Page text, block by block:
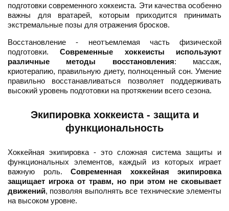
подготовки современного хоккеиста. Эти качества особенно
важны для вратарей, которым приходится принимать
экстремальные позы для отражения бросков.
Восстановление - неотъемлемая часть физической
подготовки.Современные хоккеисты используют
различные методы восстановления: массаж,
криотерапию, правильную диету, полноценный сон. Умение
правильно восстанавливаться позволяет поддерживать
высокий уровень подготовки на протяжении всего сезона.
Экипировка хоккеиста - защита и
функциональность
Хоккейная экипировка - это сложная система защиты и
функциональных элементов, каждый из которых играет
важную роль. Современная хоккейная экипировка
защищает игрока от травм, но при этом не сковывает
движений, позволяя выполнять все технические элементы
на высоком уровне.